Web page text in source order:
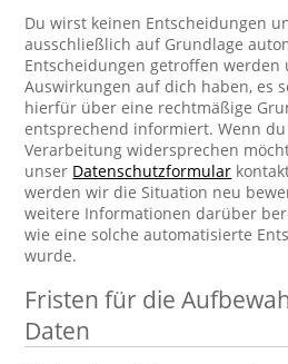
Du wirst keinen Entscheidungen
ausschließlich auf Grundlage
Entscheidungen getroffen werden
Auswirkungen auf dich haben, es
hierfür über eine rechtmäßige
entsprechend informiert. Wenn
Verarbeitung widersprechen
unser Datenschutzformular
werden wir die Situation neu
weitere Informationen darüber
wie eine solche automatisierte
wurde.
Fristen für die
Daten